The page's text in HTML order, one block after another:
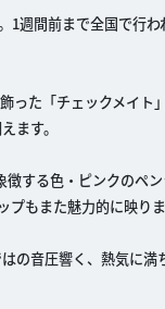
1週間前まで全国で行
った「チェックメイト
ます。
する色・ピンクのペ
もまた魅力的に映りま
の音圧響く、熱気に満